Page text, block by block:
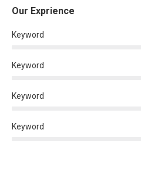
Our Exprience
Keyword
Keyword
Keyword
Keyword